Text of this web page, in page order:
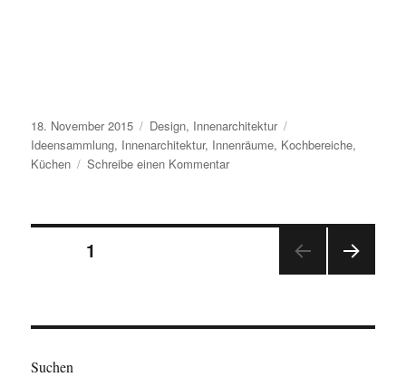
Veröffentlicht
am
18. November 2015 Kategorien
Design, Innenarchitektur
Ideensammlung, Innenarchitektur, Innenräume, Kochbereiche,
Küchen
Schreibe einen Kommentarzu
Küchen,
Seitennummerierung
Beiträge
1
E
Suchen